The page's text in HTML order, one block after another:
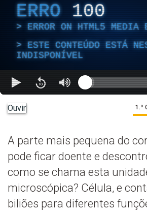
ERRO 100
ERROR ON HTML5 MEDIA
ESTE CONTEÚDO ESTÁ
INDISPONÍVEL
Ouvir 1.º
A parte mais pequena do
pode ficar doente e
como se chama esta
microscópica? Célula, e
biliões para diferentes